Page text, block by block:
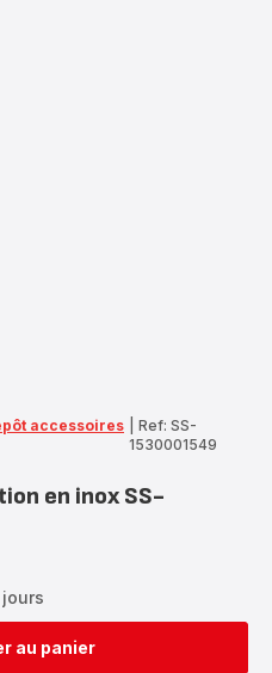
accessoires
Ref: SS-
1530001549
en inox SS-
au panier